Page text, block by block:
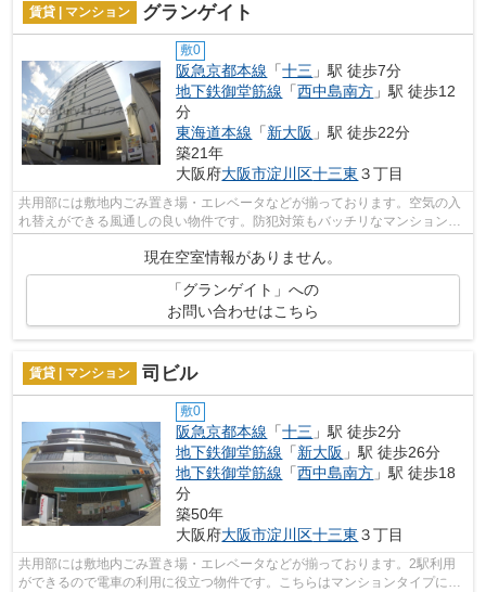
賃貸 | マンション グランゲイト
敷0
阪急京都本線 「十三 」駅 徒歩7分
地下鉄御堂筋線 「西中島南方 」駅 徒歩12
分
東海道本線 「新大阪 」駅 徒歩22分
築21年
大阪府大阪市淀川区十三東 ３丁目
共用部には敷地内ごみ置き場・エレベータなどが揃っております。空気の入
れ替えができる風通しの良い物件です。防犯対策もバッチリなマンションタ
イプの物件です。よくお出かけをする...
現在空室情報がありません。
「グランゲイト」への
お問い合わせはこちら
賃貸 | マンション 司ビル
敷0
阪急京都本線 「十三 」駅 徒歩2分
地下鉄御堂筋線 「新大阪 」駅 徒歩26分
地下鉄御堂筋線 「西中島南方 」駅 徒歩18
分
築50年
大阪府大阪市淀川区十三東 ３丁目
共用部には敷地内ごみ置き場・エレベータなどが揃っております。2駅利用
ができるので電車の利用に役立つ物件です。こちらはマンションタイプにな